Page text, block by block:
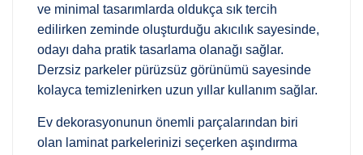
ve minimal tasarımlarda oldukça sık tercih
edilirken zeminde oluşturduğu akıcılık sayesinde,
odayı daha pratik tasarlama olanağı sağlar.
Derzsiz parkeler pürüzsüz görünümü sayesinde
kolayca temizlenirken uzun yıllar kullanım sağlar.
Ev dekorasyonunun önemli parçalarından biri
olan laminat parkelerinizi seçerken aşındırma